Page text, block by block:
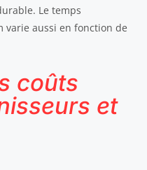
Le temps
varie aussi en fonction de
coûts
et